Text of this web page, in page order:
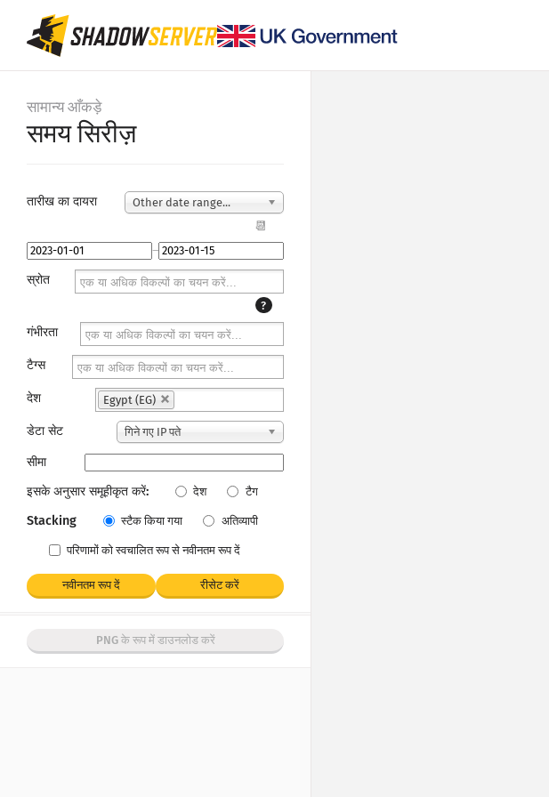
सामान्य आँकड़े
समय सिरीज़
तारीख का दायरा Other date range...
📆
–
स्रोत
?
गंभीरता
टैग्स
देश Egypt (EG)
डेटा सेट गिने गए IP पते
सीमा
इसके अनुसार समूहीकृत करें:
देश टैग
Stacking स्टैक किया गया अतिव्यापी
परिणामों को स्वचालित रूप से नवीनतम रूप दें
नवीनतम रूप दें रीसेट करें
PNG के रूप में डाउनलोड करें